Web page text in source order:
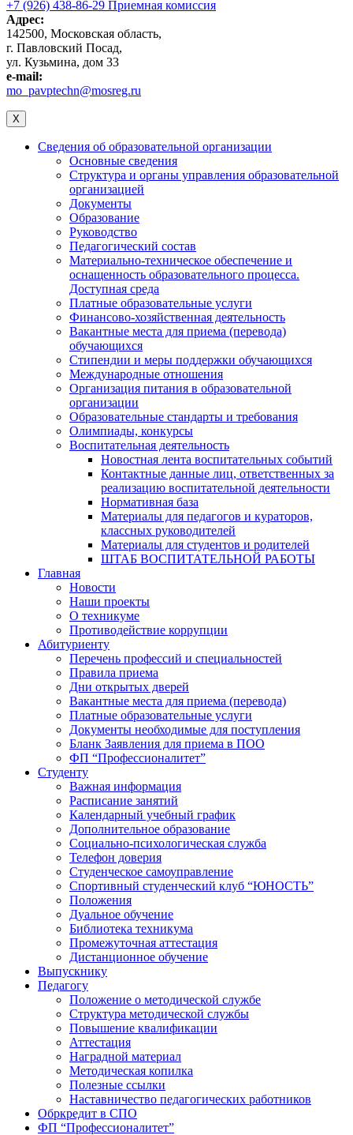
+7 (926) 438-86-29 Приемная комиссия
Адрес:
142500, Московская область,
г. Павловский Посад,
ул. Кузьмина, дом 33
e-mail:
mo_pavptechn@mosreg.ru
X
Сведения об образовательной организации
Основные сведения
Структура и органы управления образовательной
организацией
Документы
Образование
Руководство
Педагогический состав
Материально-техническое обеспечение и
оснащенность образовательного процесса.
Доступная среда
Платные образовательные услуги
Финансово-хозяйственная деятельность
Вакантные места для приема (перевода)
обучающихся
Стипендии и меры поддержки обучающихся
Международные отношения
Организация питания в образовательной
организации
Образовательные стандарты и требования
Олимпиады, конкурсы
Воспитательная деятельность
Новостная лента воспитательных событий
Контактные данные лиц, ответственных за
реализацию воспитательной деятельности
Нормативная база
Материалы для педагогов и кураторов,
классных руководителей
Материалы для студентов и родителей
ШТАБ ВОСПИТАТЕЛЬНОЙ РАБОТЫ
Главная
Новости
Наши проекты
О техникуме
Противодействие коррупции
Абитуриенту
Перечень профессий и специальностей
Правила приема
Дни открытых дверей
Вакантные места для приема (перевода)
Платные образовательные услуги
Документы необходимые для поступления
Бланк Заявления для приема в ПОО
ФП “Профессионалитет”
Студенту
Важная информация
Расписание занятий
Календарный учебный график
Дополнительное образование
Социально-психологическая служба
Телефон доверия
Студенческое самоуправление
Спортивный студенческий клуб “ЮНОСТЬ”
Положения
Дуальное обучение
Библиотека техникума
Промежуточная аттестация
Дистанционное обучение
Выпускнику
Педагогу
Положение о методической службе
Структура методической службы
Повышение квалификации
Аттестация
Наградной материал
Методическая копилка
Полезные ссылки
Наставничество педагогических работников
Обркредит в СПО
ФП “Профессионалитет”